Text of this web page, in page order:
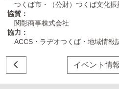
つくば市・（公財）つくば文化振
協賛：
関彰商事株式会社
協力：
ACCS・ラヂオつくば・地域情報
イベント情